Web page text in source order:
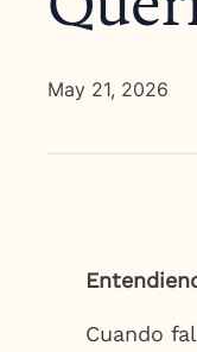
May 21, 2026
Cuando